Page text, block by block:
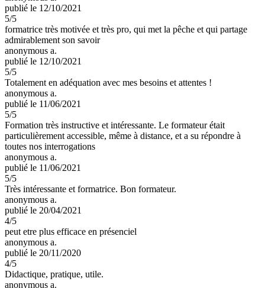
publié le 12/10/2021
5/5
formatrice très motivée et très pro, qui met la pêche et qui partage
admirablement son savoir
anonymous a.
publié le 12/10/2021
5/5
Totalement en adéquation avec mes besoins et attentes !
anonymous a.
publié le 11/06/2021
5/5
Formation très instructive et intéressante. Le formateur était
particulièrement accessible, même à distance, et a su répondre à
toutes nos interrogations
anonymous a.
publié le 11/06/2021
5/5
Très intéressante et formatrice. Bon formateur.
anonymous a.
publié le 20/04/2021
4/5
peut etre plus efficace en présenciel
anonymous a.
publié le 20/11/2020
4/5
Didactique, pratique, utile.
anonymous a.